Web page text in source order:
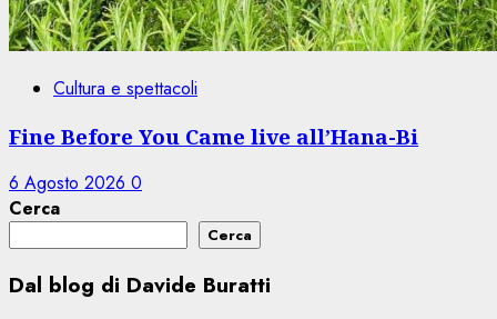
Cultura e spettacoli
Fine Before You Came live all’Hana-Bi
6 Agosto 2026 0
Cerca
Cerca
Dal blog di Davide Buratti